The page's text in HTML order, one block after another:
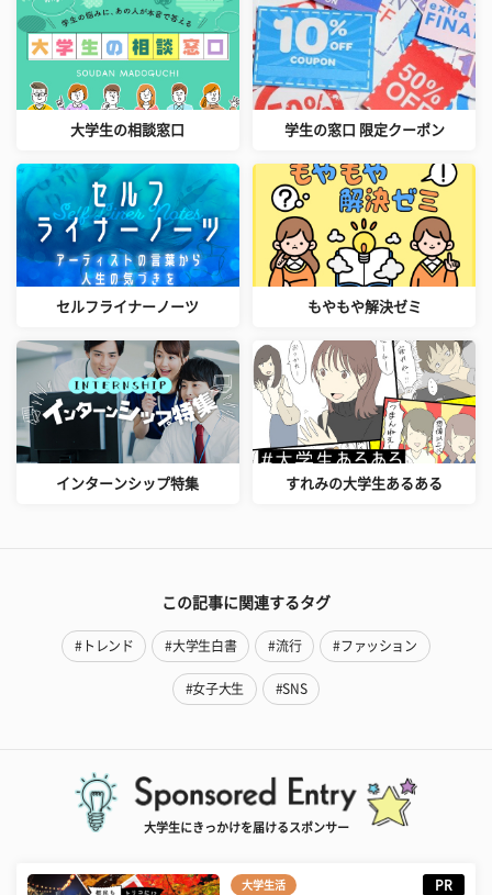
大学生の相談窓口 学生の窓口 限定クーポン
セルフライナーノーツ もやもや解決ゼミ
インターンシップ特集 すれみの大学生あるある
この記事に関連するタグ
#トレンド #大学生白書 #流行 #ファッション
#女子大生 #SNS
大学生にきっかけを届けるスポンサー
大学生活 PR